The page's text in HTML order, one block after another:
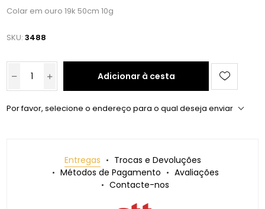
Colar em ouro 19k 50cm 10g
SKU: 3488
Adicionar à cesta
Por favor, selecione o endereço para o qual deseja enviar
Entregas
Trocas e Devoluções
Métodos de Pagamento
Avaliações
Contacte-nos